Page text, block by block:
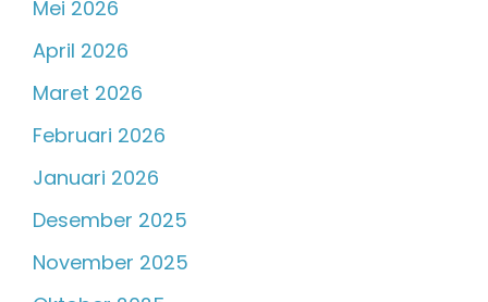
Mei 2026
April 2026
Maret 2026
Februari 2026
Januari 2026
Desember 2025
November 2025